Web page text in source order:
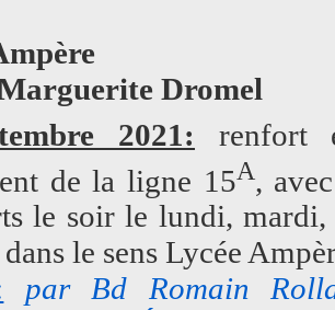
Dromel
2021: renfort
de la ligne 15A,
le soir le lundi,
le sens Lycée
par Bd Romain